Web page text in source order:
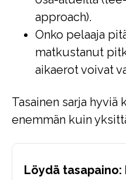
approach).
Onko pelaaja
matkustanut
aikaerot voivat
Tasainen sarja
enemmän kuin
Löydä